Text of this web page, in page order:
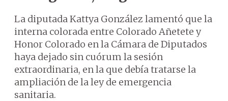
La diputada Kattya González lamentó que la
interna colorada entre Colorado Añetete y
Honor Colorado en la Cámara de Diputados
haya dejado sin cuórum la sesión
extraordinaria, en la que debía tratarse la
ampliación de la ley de emergencia
sanitaria.